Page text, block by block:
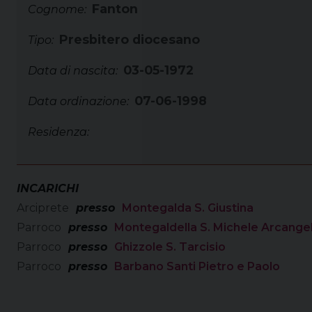
Cognome: Fanton
Tipo: Presbitero diocesano
Data di nascita: 03-05-1972
Data ordinazione: 07-06-1998
Residenza:
INCARICHI
Arciprete
presso Montegalda S. Giustina
Parroco
presso Montegaldella S. Michele
Parroco
presso Ghizzole S. Tarcisio
Parroco
presso Barbano Santi Pietro e Paolo